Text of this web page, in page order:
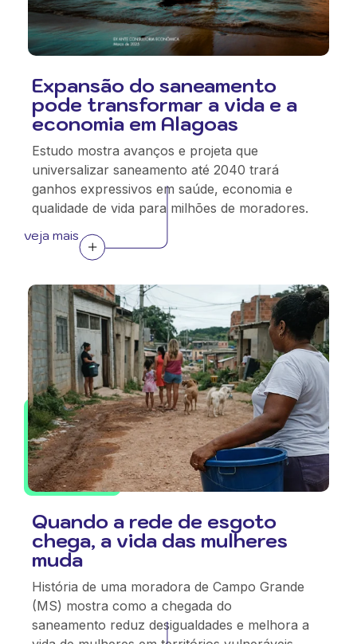
Expansão do saneamento
pode transformar a vida e a
economia em Alagoas
Estudo mostra avanços e projeta que
universalizar saneamento até 2040 trará
ganhos expressivos em saúde, economia e
qualidade de vida para milhões de moradores.
veja mais
Quando a rede de esgoto
chega, a vida das mulheres
muda
História de uma moradora de Campo Grande
(MS) mostra como a chegada do
saneamento reduz desigualdades e melhora a